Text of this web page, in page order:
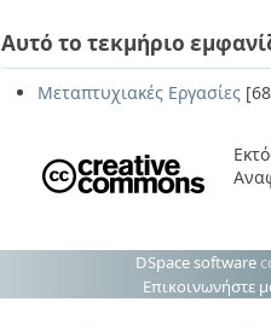
Αυτό το τεκμήριο
Μεταπτυχιακές Εργασίες
DSpace software
Επικοινωνήστε